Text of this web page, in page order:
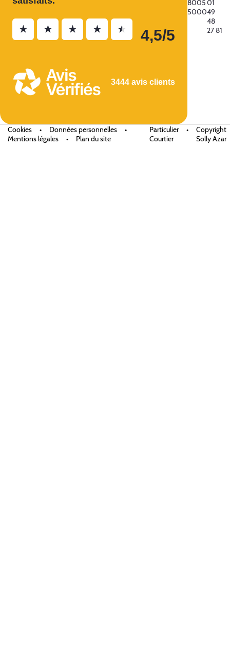
★ ★ ★ ★ ★ 4,5/5
3444 avis clients
8005
5000
01
49
48
27 81
Cookies • Données personnelles
•
Mentions légales
• Plan du site
Particulier
•
Courtier
Copyright
Solly Azar